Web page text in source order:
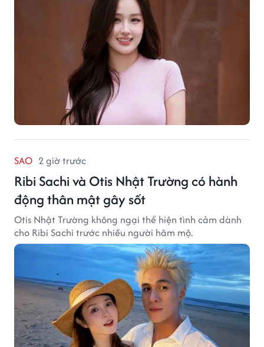
SAO 2 giờ trước
Ribi Sachi và Otis Nhật Trường có hành
động thân mật gây sốt
Otis Nhật Trường không ngại thể hiện tình cảm dành
cho Ribi Sachi trước nhiều người hâm mộ.